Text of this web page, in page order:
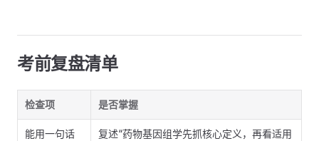
考前复盘清单
检查项 是否掌握
能用一句话 复述“药物基因组学先抓核心定义，再看适用